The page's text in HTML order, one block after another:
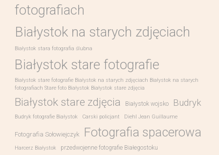
fotografiach
Białystok na starych zdjęciach
Białystok stara fotografia ślubna
Białystok stare fotografie
Białystok stare fotografie Białystok na starych zdjęciach Białystok na starych
fotografiach Stare foto Białystok Białystok stare zdjęcia
Białystok stare zdjęcia Białystok wojsko Budryk
Budryk fotografie Białystok Carski policjant Diehl Jean Guillaume
Fotografia Sołowiejczyk Fotografia spacerowa
Harcerz Białystok przedwojenne fotografie Białegostoku